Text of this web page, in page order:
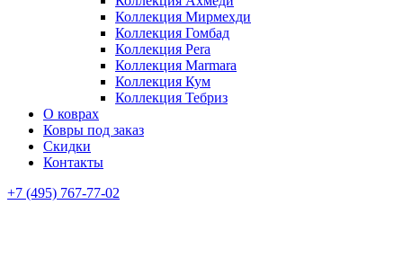
Коллекция Мирмехди
Коллекция Гомбад
Коллекция Pera
Коллекция Marmara
Коллекция Кум
Коллекция Тебриз
О коврах
Ковры под заказ
Скидки
Контакты
+7 (495) 767-77-02